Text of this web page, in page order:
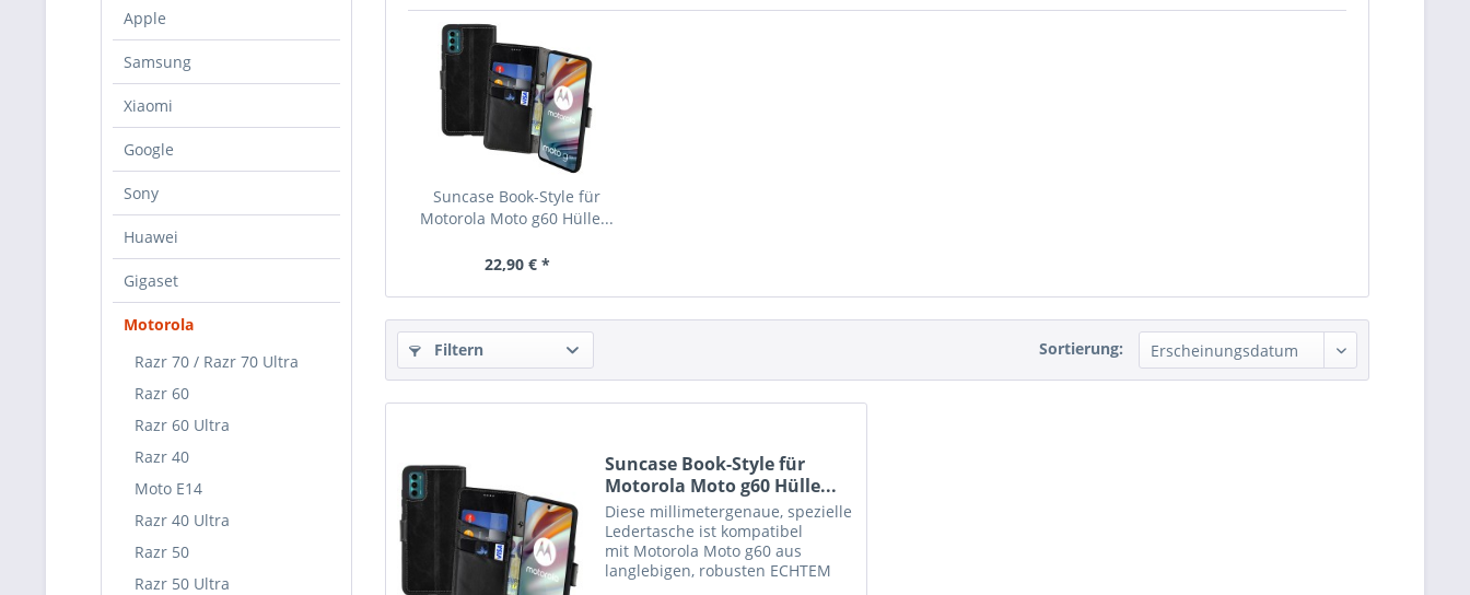
Apple
Samsung
Xiaomi
Google
Sony
Huawei
Gigaset
Motorola
Razr 70 / Razr 70 Ultra
Razr 60
Razr 60 Ultra
Razr 40
Moto E14
Razr 40 Ultra
Razr 50
Razr 50 Ultra
Suncase Book-Style für
Motorola Moto g60 Hülle...
22,90 € *
Filtern Sortierung:
Suncase Book-Style für
Motorola Moto g60 Hülle...
Diese millimetergenaue, spezielle
Ledertasche ist kompatibel
mit Motorola Moto g60 aus
langlebigen, robusten ECHTEM